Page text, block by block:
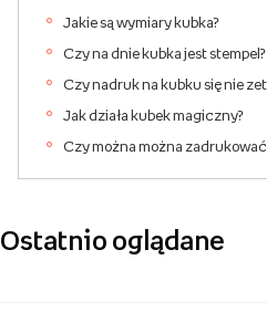
Jakie są wymiary kubka?
Czy na dnie kubka jest stempel?
Czy nadruk na kubku się nie
Jak działa kubek magiczny?
Czy można można
Ostatnio oglądane